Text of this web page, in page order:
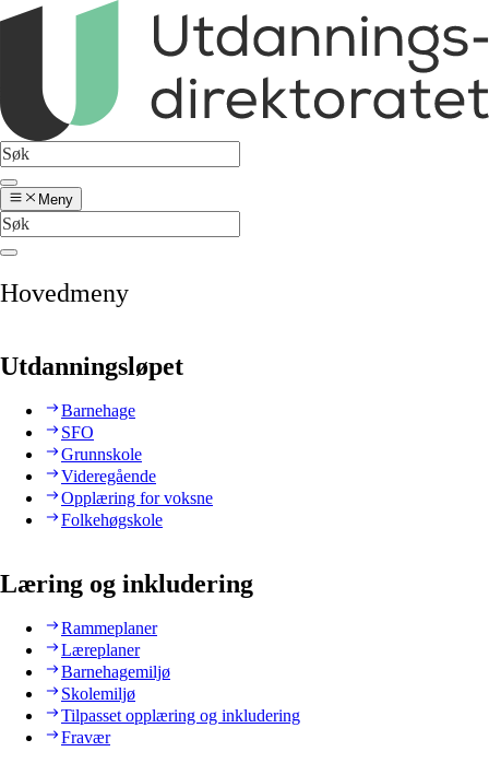
Meny
Hovedmeny
Utdanningsløpet
Barnehage
SFO
Grunnskole
Videregående
Opplæring for voksne
Folkehøgskole
Læring og inkludering
Rammeplaner
Læreplaner
Barnehagemiljø
Skolemiljø
Tilpasset opplæring og inkludering
Fravær